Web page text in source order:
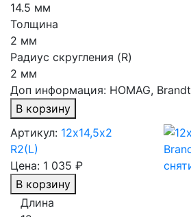
14.5 мм
Толщина
2 мм
Радиус скругления (R)
2 мм
Доп информация: HOMAG, Brandt
В корзину
Артикул: 12х14,5х2
R2(L)
Цена: 1 035 ₽
В корзину
Длина